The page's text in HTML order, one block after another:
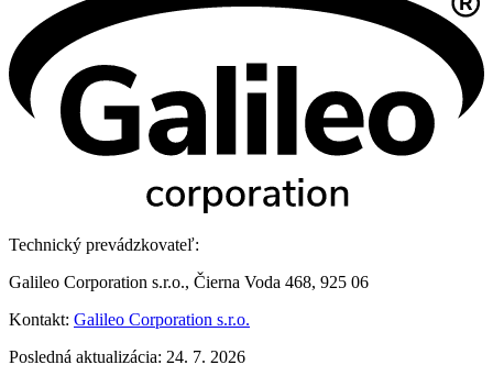
Technický prevádzkovateľ:
Galileo Corporation s.r.o., Čierna Voda 468, 925 06
Kontakt: Galileo Corporation s.r.o.
Posledná aktualizácia: 24. 7. 2026